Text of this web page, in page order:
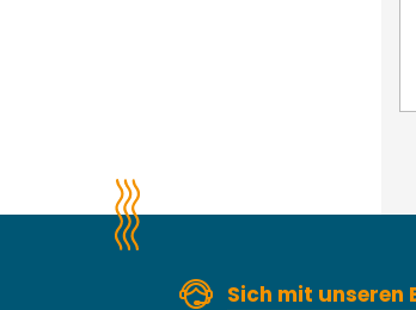
Sich mit